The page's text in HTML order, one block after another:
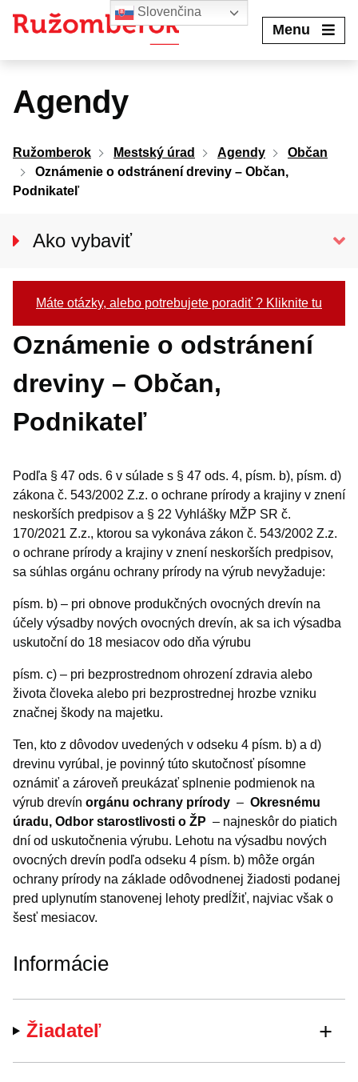
Menu
Agendy
Ružomberok Mestský úrad Agendy
Občan
Oznámenie o odstránení dreviny – Občan,
Podnikateľ
Ako vybaviť
Máte otázky, alebo potrebujete poradiť ? Kliknite tu
Oznámenie o odstránení
dreviny – Občan,
Podnikateľ
Podľa § 47 ods. 6 v súlade s § 47 ods. 4, písm. b), písm. d)
zákona č. 543/2002 Z.z. o ochrane prírody a krajiny v znení
neskorších predpisov a § 22 Vyhlášky MŽP SR č.
170/2021 Z.z., ktorou sa vykonáva zákon č. 543/2002 Z.z.
o ochrane prírody a krajiny v znení neskorších predpisov,
sa súhlas orgánu ochrany prírody na výrub nevyžaduje:
písm. b) – pri obnove produkčných ovocných drevín na
účely výsadby nových ovocných drevín, ak sa ich výsadba
uskutoční do 18 mesiacov odo dňa výrubu
písm. c) – pri bezprostrednom ohrození zdravia alebo
života človeka alebo pri bezprostrednej hrozbe vzniku
značnej škody na majetku.
Ten, kto z dôvodov uvedených v odseku 4 písm. b) a d)
drevinu vyrúbal, je povinný túto skutočnosť písomne
oznámiť a zároveň preukázať splnenie podmienok na
výrub drevín orgánu ochrany prírody – Okresnému
úradu, Odbor starostlivosti o ŽP – najneskôr do piatich
dní od uskutočnenia výrubu. Lehotu na výsadbu nových
ovocných drevín podľa odseku 4 písm. b) môže orgán
ochrany prírody na základe odôvodnenej žiadosti podanej
pred uplynutím stanovenej lehoty predĺžiť, najviac však o
šesť mesiacov.
Informácie
Žiadateľ
Slovenčina